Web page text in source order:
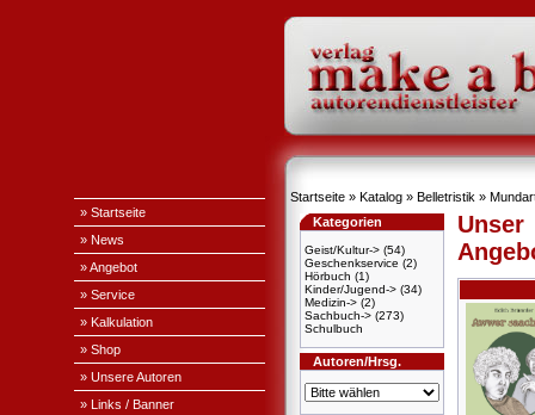
» Startseite
» News
» Angebot
» Service
» Kalkulation
» Shop
» Unsere Autoren
» Links / Banner
Startseite » Katalog » Belletristik »
Kategorien
Geist/Kultur-> (54)
Geschenkservice (2)
Hörbuch (1)
Kinder/Jugend-> (34)
Medizin-> (2)
Sachbuch-> (273)
Schulbuch
Autoren/Hrsg.
Unser